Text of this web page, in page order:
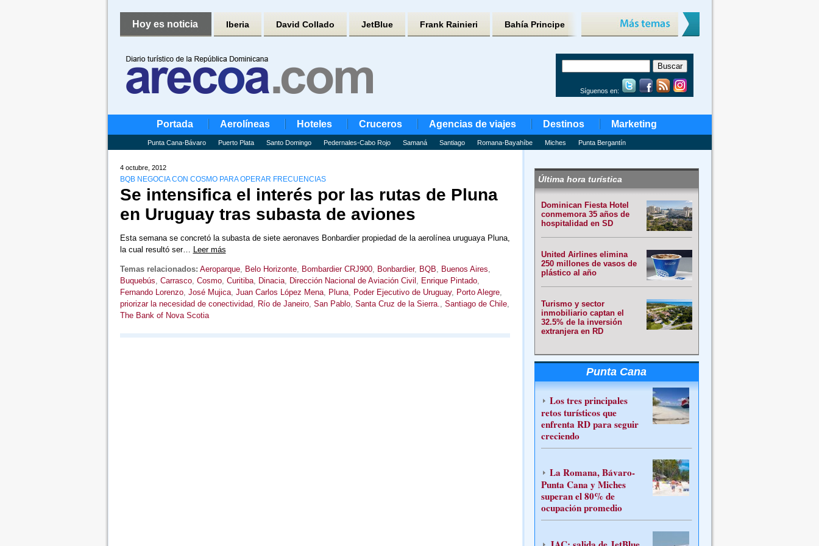
Hoy es noticia Iberia David Collado JetBlue Frank Rainieri Bahía Principe
Síguenos en:
Portada Aerolíneas Hoteles Cruceros Agencias de viajes Destinos Marketing
Punta Cana-Bávaro Puerto Plata Santo Domingo Pedernales-Cabo Rojo Samaná Santiago Romana-Bayahíbe Miches Punta Bergantín
4 octubre, 2012
BQB NEGOCIA CON COSMO PARA OPERAR FRECUENCIAS
Se intensifica el interés por las rutas de Pluna
en Uruguay tras subasta de aviones
Esta semana se concretó la subasta de siete aeronaves Bonbardier propiedad de la aerolínea uruguaya Pluna,
la cual resultó ser… Leer más
Temas relacionados: Aeroparque, Belo Horizonte, Bombardier CRJ900, Bonbardier, BQB, Buenos Aires,
Buquebús, Carrasco, Cosmo, Curitiba, Dinacia, Dirección Nacional de Aviación Civil , Enrique Pintado,
Fernando Lorenzo, José Mujica, Juan Carlos López Mena, Pluna, Poder Ejecutivo de Uruguay, Porto Alegre,
priorizar la necesidad de conectividad, Río de Janeiro, San Pablo, Santa Cruz de la Sierra., Santiago de Chile,
The Bank of Nova Scotia
Última hora turística
Dominican Fiesta Hotel
conmemora 35 años de
hospitalidad en SD
United Airlines elimina
250 millones de vasos de
plástico al año
Turismo y sector
inmobiliario captan el
32.5% de la inversión
extranjera en RD
Punta Cana
Los tres principales
retos turísticos que
enfrenta RD para seguir
creciendo
La Romana, Bávaro-
Punta Cana y Miches
superan el 80% de
ocupación promedio